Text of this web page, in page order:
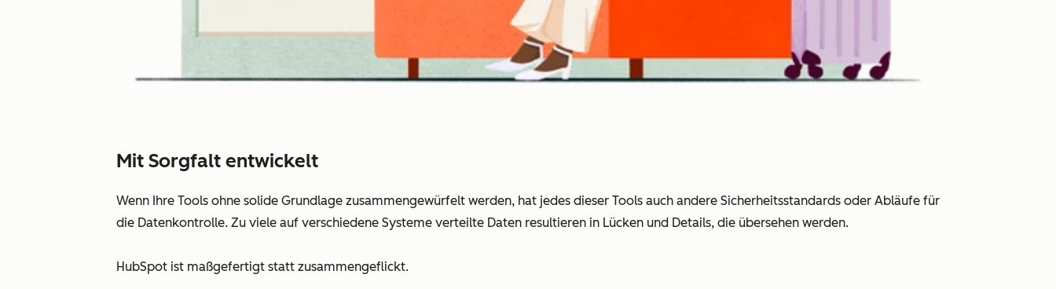
Mit Sorgfalt entwickelt
Wenn Ihre Tools ohne solide Grundlage zusammengewürfelt werden, hat jedes dieser Tools auch andere Sicherheitsstandards oder Abläufe für
die Datenkontrolle. Zu viele auf verschiedene Systeme verteilte Daten resultieren in Lücken und Details, die übersehen werden.
HubSpot ist maßgefertigt statt zusammengeflickt.